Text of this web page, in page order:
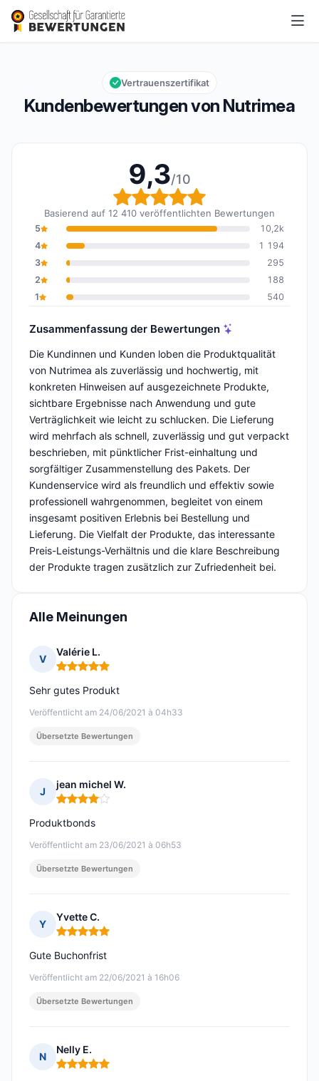
Nutrimea
Gesamtbewertung: 9,3 von 10
9,3/10
Kundenbewertungen von Nutrimea
Vertrauenszertifikat
9,3/10
Gesamtbewertung: 9,3
Basierend auf 12 410 veröffentlichten Bewertungen
5
10,2k
4
1 194
3
295
2
188
1
540
Zusammenfassung der Bewertungen
Die Kundinnen und Kunden loben die Produktqualität
von Nutrimea als zuverlässig und hochwertig, mit
konkreten Hinweisen auf ausgezeichnete Produkte,
sichtbare Ergebnisse nach Anwendung und gute
Verträglichkeit wie leicht zu schlucken. Die Lieferung
wird mehrfach als schnell, zuverlässig und gut verpackt
beschrieben, mit pünktlicher Frist-einhaltung und
sorgfältiger Zusammenstellung des Pakets. Der
Kundenservice wird als freundlich und effektiv sowie
professionell wahrgenommen, begleitet von einem
insgesamt positiven Erlebnis bei Bestellung und
Lieferung. Die Vielfalt der Produkte, das interessante
Preis-Leistungs-Verhältnis und die klare Beschreibung
der Produkte tragen zusätzlich zur Zufriedenheit bei.
Alle Meinungen
V
Valérie L.
Hinweis: 5 von 5
Veröffentlicht am 24/06/2021 à 04h33
Sehr gutes Produkt
Übersetzte Bewertungen
J
jean michel W.
Hinweis: 4 von 5
Veröffentlicht am 23/06/2021 à 06h53
Produktbonds
Übersetzte Bewertungen
Y
Yvette C.
Hinweis: 5 von 5
Veröffentlicht am 22/06/2021 à 16h06
Gute Buchonfrist
Übersetzte Bewertungen
N
Nelly E.
Hinweis: 5 von 5